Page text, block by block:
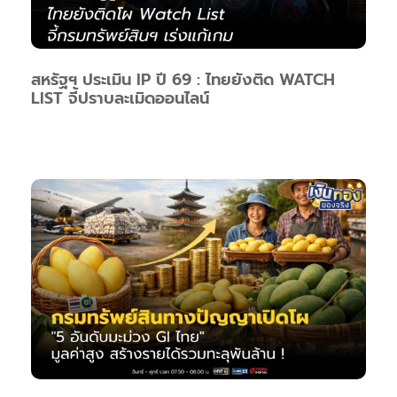
สหรัฐฯ ประเมิน IP ปี 69 : ไทยยังติด WATCH
LIST จี้ปราบละเมิดออนไลน์